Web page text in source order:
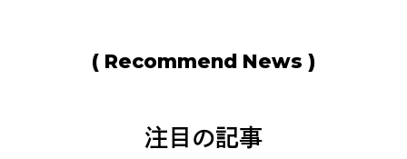
( Recommend News )
注目の記事